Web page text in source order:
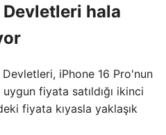
hala
iPhone 16 Pro'nun
fiyata satıldığı ikinci
fiyata kıyasla yaklaşık